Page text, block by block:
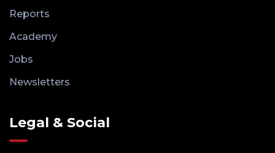
Reports
Academy
Jobs
Newsletters
Legal & Social